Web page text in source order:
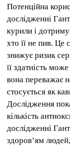
Потенційна
дослідженні
курили і
хто її не пив. Це
знижує ризик
її здатність
вона переважає
стосується як
Дослідження
кількість
дослідженні
здоров’ям